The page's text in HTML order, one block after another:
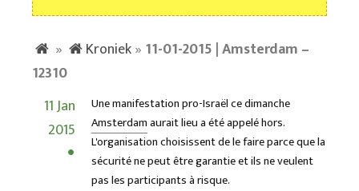
» Kroniek» 11-01-2015 | Amsterdam –
12310
11 Jan
2015
Une manifestation pro-Israël ce dimanche
Amsterdamaurait lieu a été appelé hors.
L'organisation choisissent de le faire parce que la
sécurité ne peut être garantie et ils ne veulent
pas les participants à risque.